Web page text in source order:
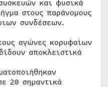
και φυσικά
στους παράνομους
συνδέσεων.
αγώνες κορυφαίων
αποκλειστικά
20 σημαντικά